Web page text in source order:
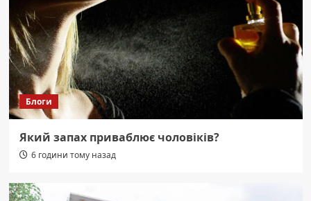
Блоги
Який запах приваблює чоловіків?
6 години тому назад